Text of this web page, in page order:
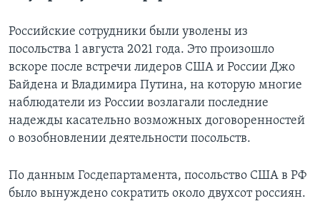
Российские сотрудники были уволены из
посольства 1 августа 2021 года. Это произошло
вскоре после встречи лидеров США и России Джо
Байдена и Владимира Путина, на которую многие
наблюдатели из России возлагали последние
надежды касательно возможных договоренностей
о возобновлении деятельности посольств.
По данным Госдепартамента, посольство США в РФ
было вынуждено сократить около двухсот россиян.